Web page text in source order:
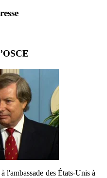
l'ambassade des États-Unis à